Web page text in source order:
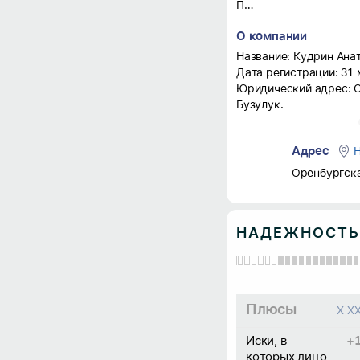
Предприниматель c 31.03.11
О компании
Название: Кудрин
Дата регистрации: 31
Юридический адрес:
Бузулук.
- ОГРНИП:
- ОКПО: 0177594578.
Деятельность
Статус: не действует
Адрес
НАДЕЖНОСТЬ
Плюсы X
Иски, в
которых лицо
+